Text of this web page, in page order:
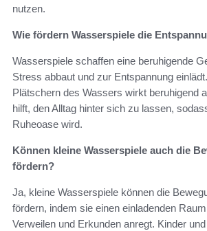
nutzen.
Wie fördern Wasserspiele die
Wasserspiele schaffen eine beruhigende
Stress abbaut und zur Entspannung
Plätschern des Wassers wirkt beruhigend
hilft, den Alltag hinter sich zu lassen,
Ruheoase wird.
Können kleine Wasserspiele auch die
fördern?
Ja, kleine Wasserspiele können die
fördern, indem sie einen einladenden
Verweilen und Erkunden anregt. Kinder